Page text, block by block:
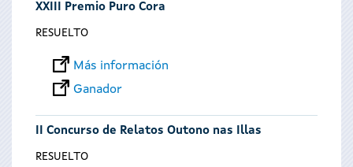
XXIII Premio Puro Cora
RESUELTO
Más información
Ganador
II Concurso de Relatos Outono nas Illas
RESUELTO